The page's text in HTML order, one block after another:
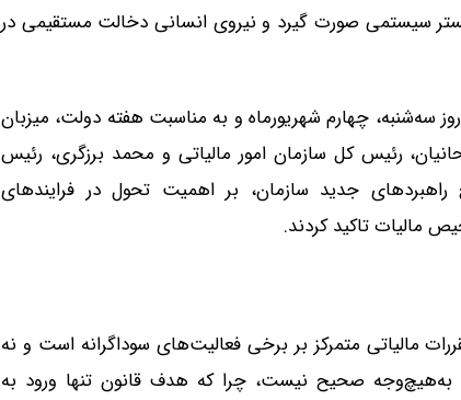
بستر سیستمی صورت گیرد و نیروی انسانی دخالت مستقیمی در
سه‌شنبه، چهارم شهریورماه و به مناسبت هفته دولت، میزبان
رئیس کل سازمان امور مالیاتی و محمد برزگری، رئیس
جدید سازمان، بر اهمیت تحول در فرایندهای
مالیات تاکید کردند.
مالیاتی متمرکز بر برخی فعالیت‌های سوداگرانه است و نه
به‌هیچ‌وجه صحیح نیست، چرا که هدف قانون تنها ورود به